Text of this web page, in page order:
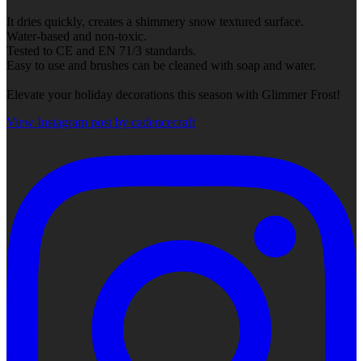
It dries quickly, creates a shimmery snow textured surface.
Water-based and non-toxic.
Tested to CE and EN 71/3 standards.
Easy to use and brushes can be cleaned with soap and water.
Elevate your holiday decorations this season with Glimmer Frost!
View Instagram post by cadencecraft